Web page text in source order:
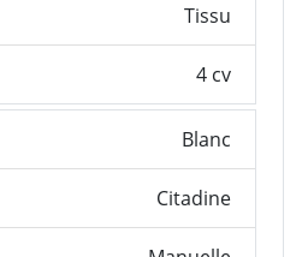
Tissu
4 cv
Blanc
Citadine